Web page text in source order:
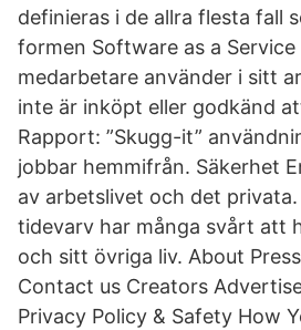
definieras i de allra flesta fall
formen Software as a Service
medarbetare använder i sitt
inte är inköpt eller godkänd
Rapport: ”Skugg-it”
jobbar hemmifrån. Säkerhet
av arbetslivet och det
tidevarv har många svårt att
och sitt övriga liv. About
Contact us Creators
Privacy Policy & Safety How